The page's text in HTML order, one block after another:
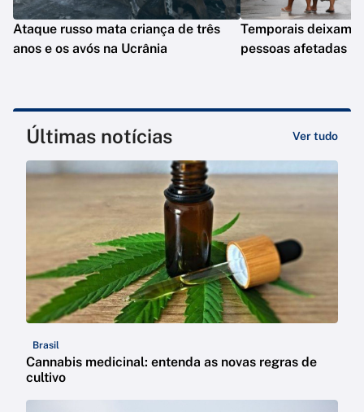
Ataque russo mata criança de três
anos e os avós na Ucrânia
Temporais deixam
pessoas afetadas
Últimas notícias Ver tudo
Brasil
Cannabis medicinal: entenda as novas regras de
cultivo